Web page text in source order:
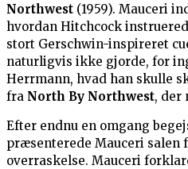
Northwest (1959). Mauceri
hvordan Hitchcock
stort Gerschwin-inspireret
naturligvis ikke gjorde, for
Herrmann, hvad han skulle
fra North By Northwest, der
Efter endnu en omgang
præsenterede Mauceri salen
overraskelse. Mauceri